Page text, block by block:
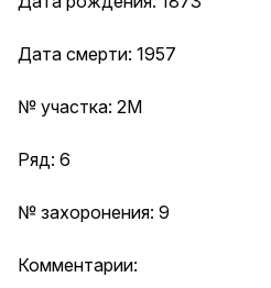
Дата смерти: 1957
№ участка: 2М
Ряд: 6
№ захоронения: 9
Комментарии: